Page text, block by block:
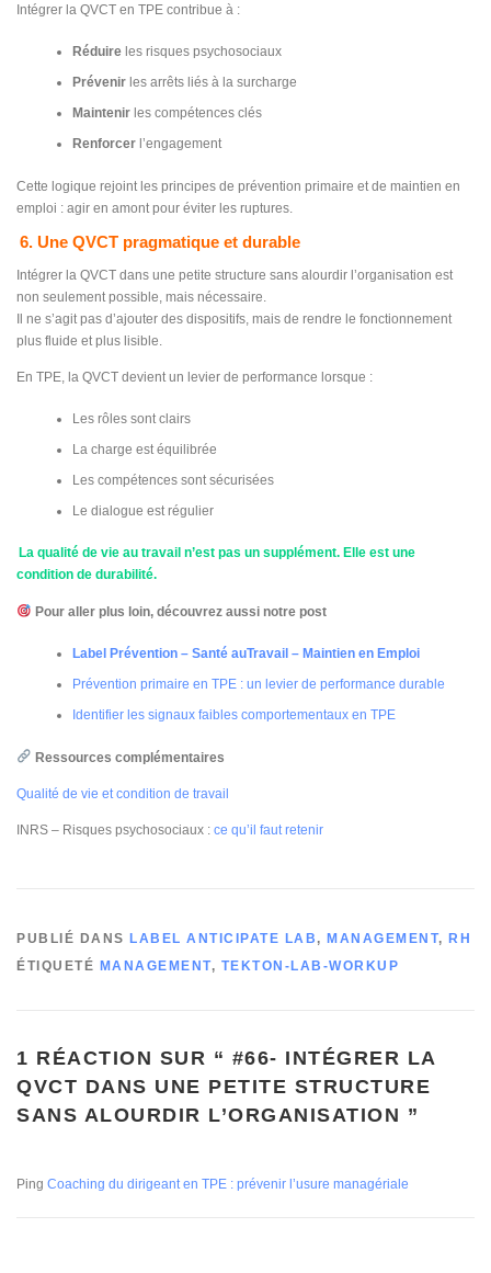
Intégrer la QVCT en TPE contribue à :
Réduireles risques psychosociaux
Prévenirles arrêts liés à la surcharge
Maintenirles compétences clés
Renforcerl’engagement
Cette logique rejoint les principes de prévention primaire et de maintien en
emploi : agir en amont pour éviter les ruptures.
6. Une QVCT pragmatique et durable
Intégrer la QVCT dans une petite structure sans alourdir l’organisation est
non seulement possible, mais nécessaire.
Il ne s’agit pas d’ajouter des dispositifs, mais de rendre le fonctionnement
plus fluide et plus lisible.
En TPE, la QVCT devient un levier de performance lorsque :
Les rôles sont clairs
La charge est équilibrée
Les compétences sont sécurisées
Le dialogue est régulier
La qualité de vie au travail n’est pas un supplément. Elle est une
condition de durabilité.
Pour aller plus loin, découvrez aussi notre post
Label Prévention – Santé auTravail – Maintien en Emploi
Prévention primaire en TPE : un levier de performance durable
Identifier les signaux faibles comportementaux en TPE
Ressources complémentaires
Qualité de vie et condition de travail
INRS – Risques psychosociaux : ce qu’il faut retenir
PUBLIÉ DANS LABEL ANTICIPATE LAB , MANAGEMENT, RH
ÉTIQUETÉ MANAGEMENT, TEKTON-LAB-WORKUP
1 RÉACTION SUR “ #66- INTÉGRER LA
QVCT DANS UNE PETITE STRUCTURE
SANS ALOURDIR L’ORGANISATION ”
Ping Coaching du dirigeant en TPE : prévenir l’usure managériale